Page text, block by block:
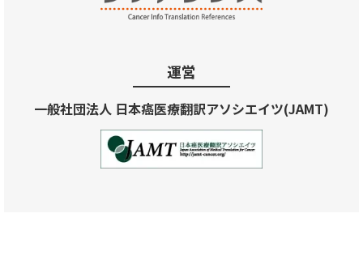
運営
一般社団法人 日本癌医療翻訳アソシエイツ(JAMT)